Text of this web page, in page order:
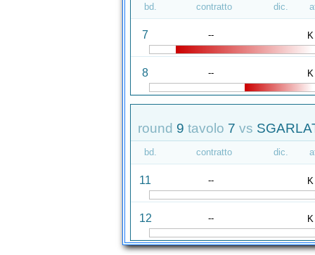
bd. contratto dic.
7 -- K
8 -- K
round 9 tavolo 7 vs
bd. contratto dic.
11 -- K
12 -- K